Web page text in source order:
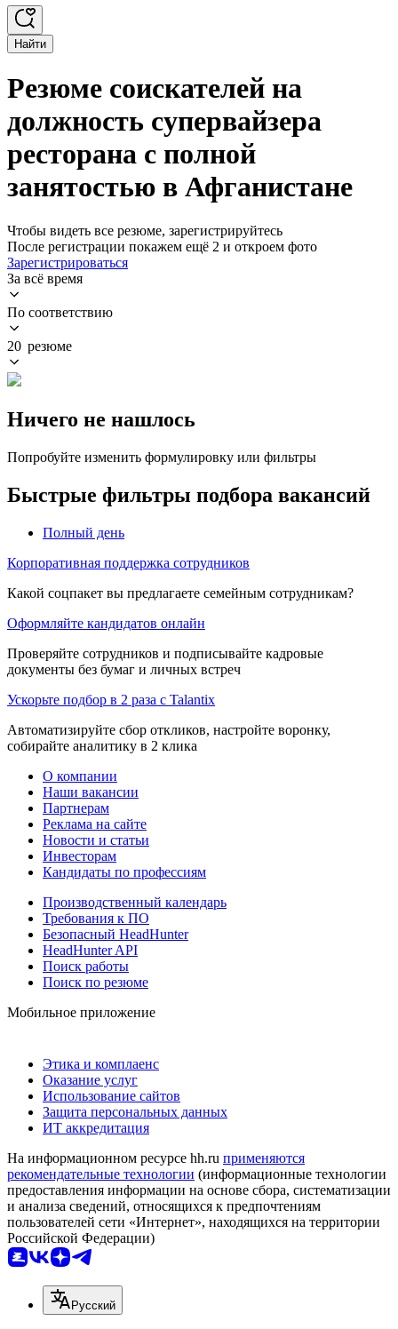
Найти
Резюме соискателей на
должность супервайзера
ресторана с полной
занятостью в Афганистане
Чтобы видеть все резюме, зарегистрируйтесь
После регистрации покажем ещё 2 и откроем фото
Зарегистрироваться
За всё время
По соответствию
20 резюме
Ничего не нашлось
Попробуйте изменить формулировку или фильтры
Быстрые фильтры подбора вакансий
Полный день
Корпоративная поддержка сотрудников
Какой соцпакет вы предлагаете семейным сотрудникам?
Оформляйте кандидатов онлайн
Проверяйте сотрудников и подписывайте кадровые
документы без бумаг и личных встреч
Ускорьте подбор в 2 раза с Talantix
Автоматизируйте сбор откликов, настройте воронку,
собирайте аналитику в 2 клика
О компании
Наши вакансии
Партнерам
Реклама на сайте
Новости и статьи
Инвесторам
Кандидаты по профессиям
Производственный календарь
Требования к ПО
Безопасный HeadHunter
HeadHunter API
Поиск работы
Поиск по резюме
Мобильное приложение
Этика и комплаенс
Оказание услуг
Использование сайтов
Защита персональных данных
ИТ аккредитация
На информационном ресурсе hh.ru применяются
рекомендательные технологии (информационные технологии
предоставления информации на основе сбора, систематизации
и анализа сведений, относящихся к предпочтениям
пользователей сети «Интернет», находящихся на территории
Российской Федерации)
Русский